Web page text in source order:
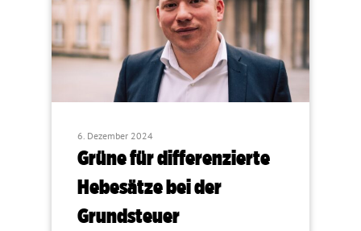
6. Dezember 2024
Grüne für differenzierte
Hebesätze bei der
Grundsteuer